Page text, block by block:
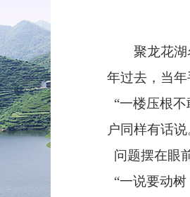
聚龙花湖名
年过去，当
“一楼压根
户同样有话
问题摆在眼
“一说要动